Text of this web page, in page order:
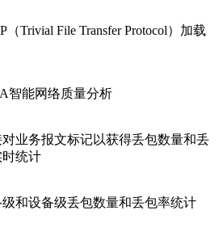
（Trivial File Transfer Protocol）加载
智能网络质量分析
业务报文标记以获得丢包数量和丢
统计
和设备级丢包数量和丢包率统计